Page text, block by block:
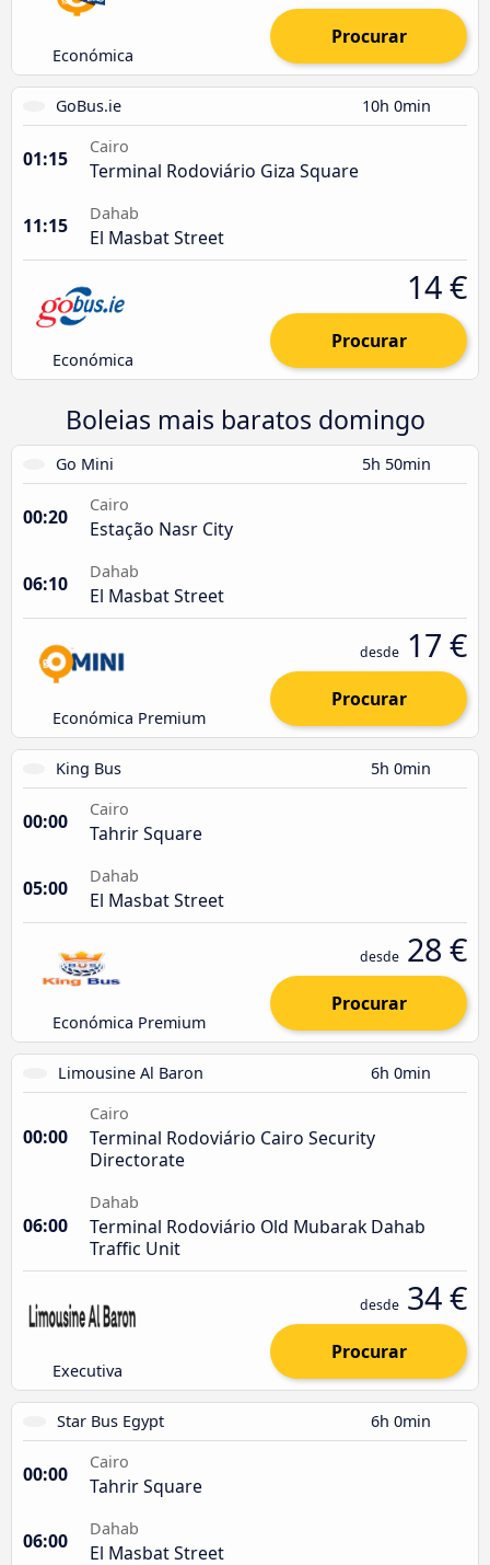
Económica
Procurar
GoBus.ie 10h 0min
01:15
Cairo
Terminal Rodoviário Giza Square
11:15
Dahab
El Masbat Street
Económica
14 €
Procurar
Boleias mais baratos domingo
Go Mini 5h 50min
00:20
Cairo
Estação Nasr City
06:10
Dahab
El Masbat Street
Económica Premium
desde 17 €
Procurar
King Bus 5h 0min
00:00
Cairo
Tahrir Square
05:00
Dahab
El Masbat Street
Económica Premium
desde 28 €
Procurar
Limousine Al Baron 6h 0min
00:00
Cairo
Terminal Rodoviário Cairo Security
Directorate
06:00
Dahab
Terminal Rodoviário Old Mubarak Dahab
Traffic Unit
Executiva
desde 34 €
Procurar
Star Bus Egypt 6h 0min
00:00
Cairo
Tahrir Square
06:00
Dahab
El Masbat Street